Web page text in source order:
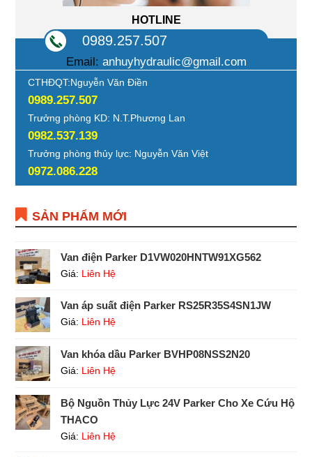
HOTLINE
0989.257.507
Email: anhuyhydraulic@gmail.com
CTHĐQT:Nguyễn Văn Điền
0989.257.507
Trưởng phòng KD: N.T.Phương Lan
0982.537.139
Trưởng phòng thủy lực: Nguyễn Văn Việt
0972.086.228
SẢN PHẨM MỚI
Van điện Parker D1VW020HNTW91XG562
Giá: Liên Hệ
Van áp suất điện Parker RS25R35S4SN1JW
Giá: Liên Hệ
Van khóa dầu Parker BVHP08NSS2N20
Giá: Liên Hệ
Bộ Nguồn Thủy Lực 24V Parker Cho Xe Cứu Hộ
THACO
Giá: Liên Hệ